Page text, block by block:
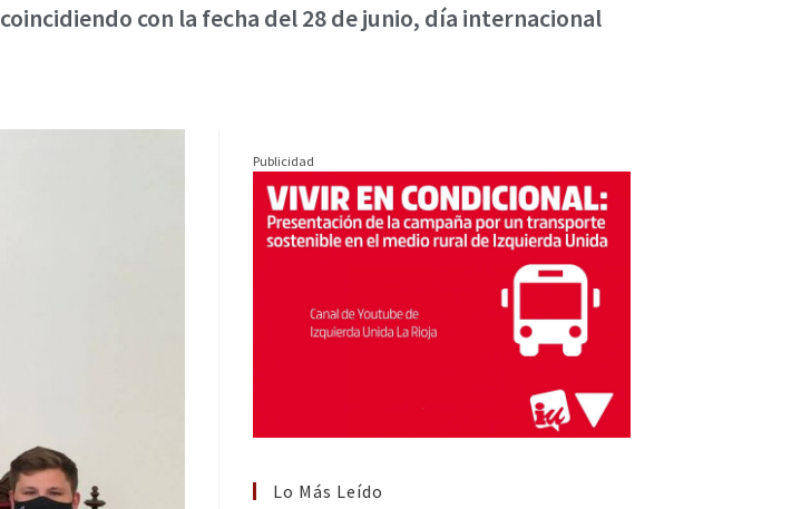
con la fecha del 28 de junio, día internacional
Publicidad
Lo Más Leído